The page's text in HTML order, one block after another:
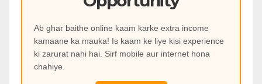
Ab ghar baithe online kaam karke extra income
kamaane ka mauka! Is kaam ke liye kisi experience
ki zarurat nahi hai. Sirf mobile aur internet hona
chahiye.